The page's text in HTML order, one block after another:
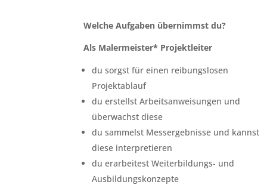
Welche Aufgaben übernimmst du?
Als Malermeister* Projektleiter
du sorgst für einen reibungslosen
Projektablauf
du erstellst Arbeitsanweisungen und
überwachst diese
du sammelst Messergebnisse und kannst
diese interpretieren
du erarbeitest Weiterbildungs- und
Ausbildungskonzepte